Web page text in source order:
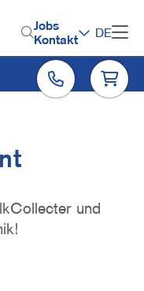
H
e
a
d
e
Jobs
Kontakt
DE
und